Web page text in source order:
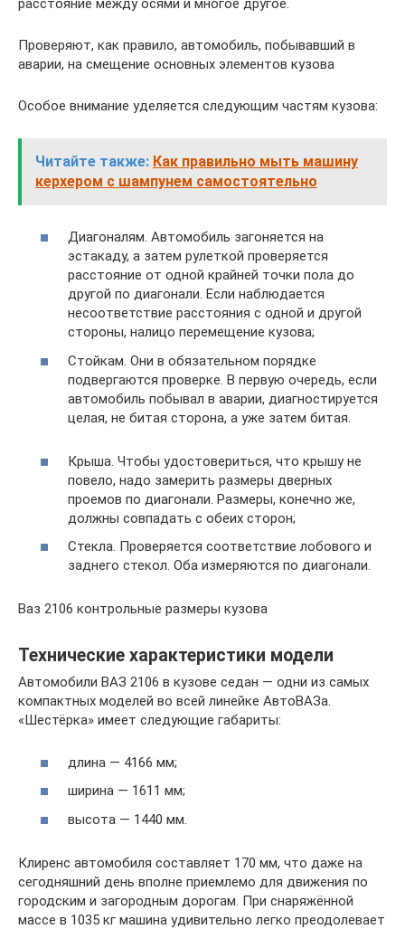
расстояние между осями и многое другое.
Проверяют, как правило, автомобиль, побывавший в
аварии, на смещение основных элементов кузова
Особое внимание уделяется следующим частям кузова:
Читайте также: Как правильно мыть машину
керхером с шампунем самостоятельно
Диагоналям. Автомобиль загоняется на
эстакаду, а затем рулеткой проверяется
расстояние от одной крайней точки пола до
другой по диагонали. Если наблюдается
несоответствие расстояния с одной и другой
стороны, налицо перемещение кузова;
Стойкам. Они в обязательном порядке
подвергаются проверке. В первую очередь, если
автомобиль побывал в аварии, диагностируется
целая, не битая сторона, а уже затем битая.
Крыша. Чтобы удостовериться, что крышу не
повело, надо замерить размеры дверных
проемов по диагонали. Размеры, конечно же,
должны совпадать с обеих сторон;
Стекла. Проверяется соответствие лобового и
заднего стекол. Оба измеряются по диагонали.
Ваз 2106 контрольные размеры кузова
Технические характеристики модели
Автомобили ВАЗ 2106 в кузове седан — одни из самых
компактных моделей во всей линейке АвтоВАЗа.
«Шестёрка» имеет следующие габариты:
длина — 4166 мм;
ширина — 1611 мм;
высота — 1440 мм.
Клиренс автомобиля составляет 170 мм, что даже на
сегодняшний день вполне приемлемо для движения по
городским и загородным дорогам. При снаряжённой
массе в 1035 кг машина удивительно легко преодолевает